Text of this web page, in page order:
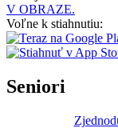
V OBRAZE.
Voľne k stiahnutiu:
Seniori